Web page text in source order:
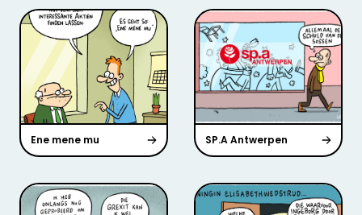
Ene mene mu SP.A Antwerpen